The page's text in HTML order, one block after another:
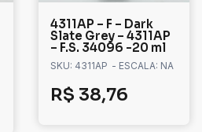
4311AP – F – Dark
Slate Grey – 4311AP
– F.S. 34096 -20 ml
SKU: 4311AP - ESCALA: NA
R$ 38,76